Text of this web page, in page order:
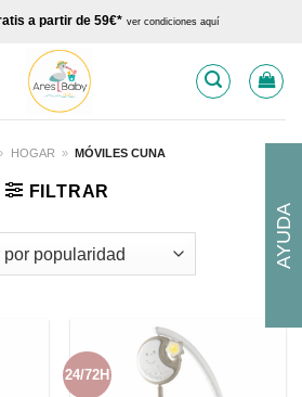
a partir de 59€* ver condiciones aquí
HOGAR » MÓVILES CUNA
FILTRAR
24/72H
AYUDA